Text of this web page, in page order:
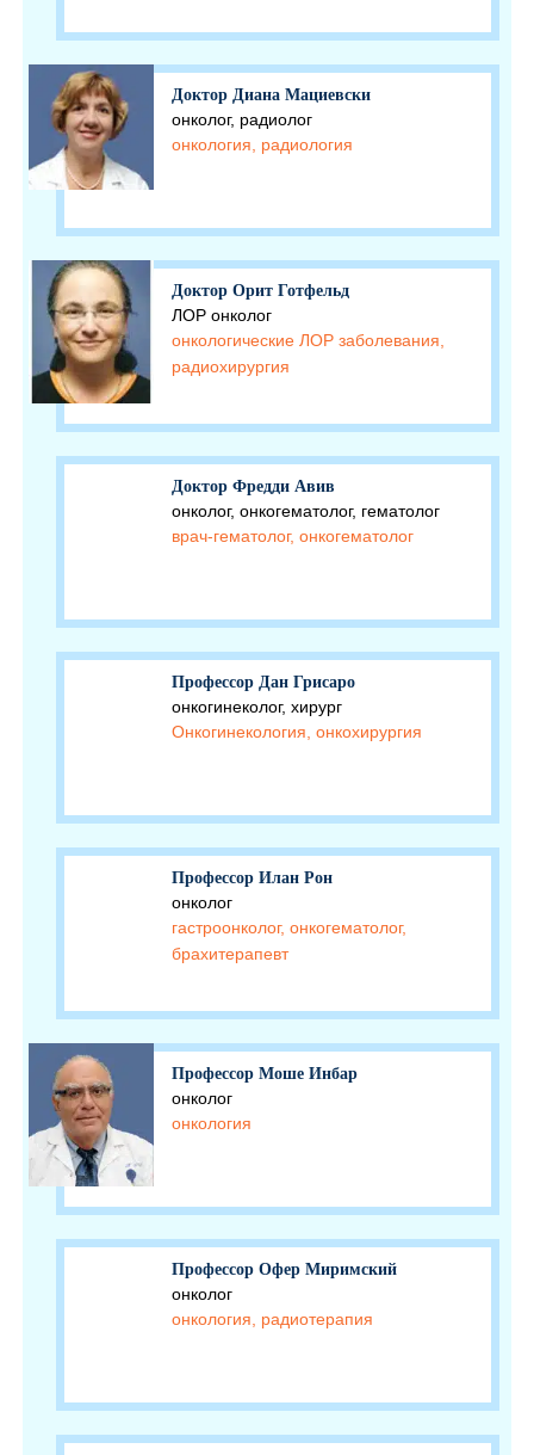
Доктор Диана Мациевски
онколог, радиолог
онкология, радиология
Доктор Орит Готфельд
ЛОР онколог
онкологические ЛОР заболевания,
радиохирургия
Доктор Фредди Авив
онколог, онкогематолог, гематолог
врач-гематолог, онкогематолог
Профессор Дан Грисаро
онкогинеколог, хирург
Онкогинекология, онкохирургия
Профессор Илан Рон
онколог
гастроонколог, онкогематолог,
брахитерапевт
Профессор Моше Инбар
онколог
онкология
Профессор Офер Миримский
онколог
онкология, радиотерапия